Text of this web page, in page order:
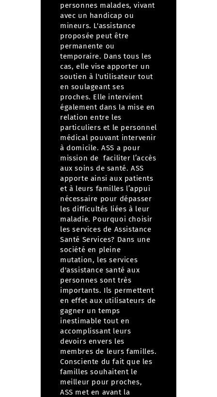
personnes malades, vivant
avec un handicap ou
mineurs. L'assistance
proposée peut être
permanente ou
temporaire. Dans tous les
cas, elle vise apporter un
soutien à l'utilisateur tout
en soulageant ses
proches. Elle intervient
également dans la mise en
relation entre les
particuliers et le personnel
médical pouvant intervenir
à domicile. ASS a pour
mission de faciliter l’accès
aux soins de santé. ASS
apporte ainsi aux patients
et à leurs familles l’appui
nécessaire pour dépasser
les difficultés liées à leur
maladie. Pourquoi choisir
les services de Assistance
Santé Services? Dans une
société en pleine
mutation, les services
d'assistance santé aux
personnes sont très
importants. Ils permettent
en effet aux utilisateurs de
gagner un temps
inestimable tout en
accomplissant leurs
devoirs envers les
membres de leurs familles.
Consciente du fait que les
familles souhaitent le
meilleur pour proches,
ASS met en avant la